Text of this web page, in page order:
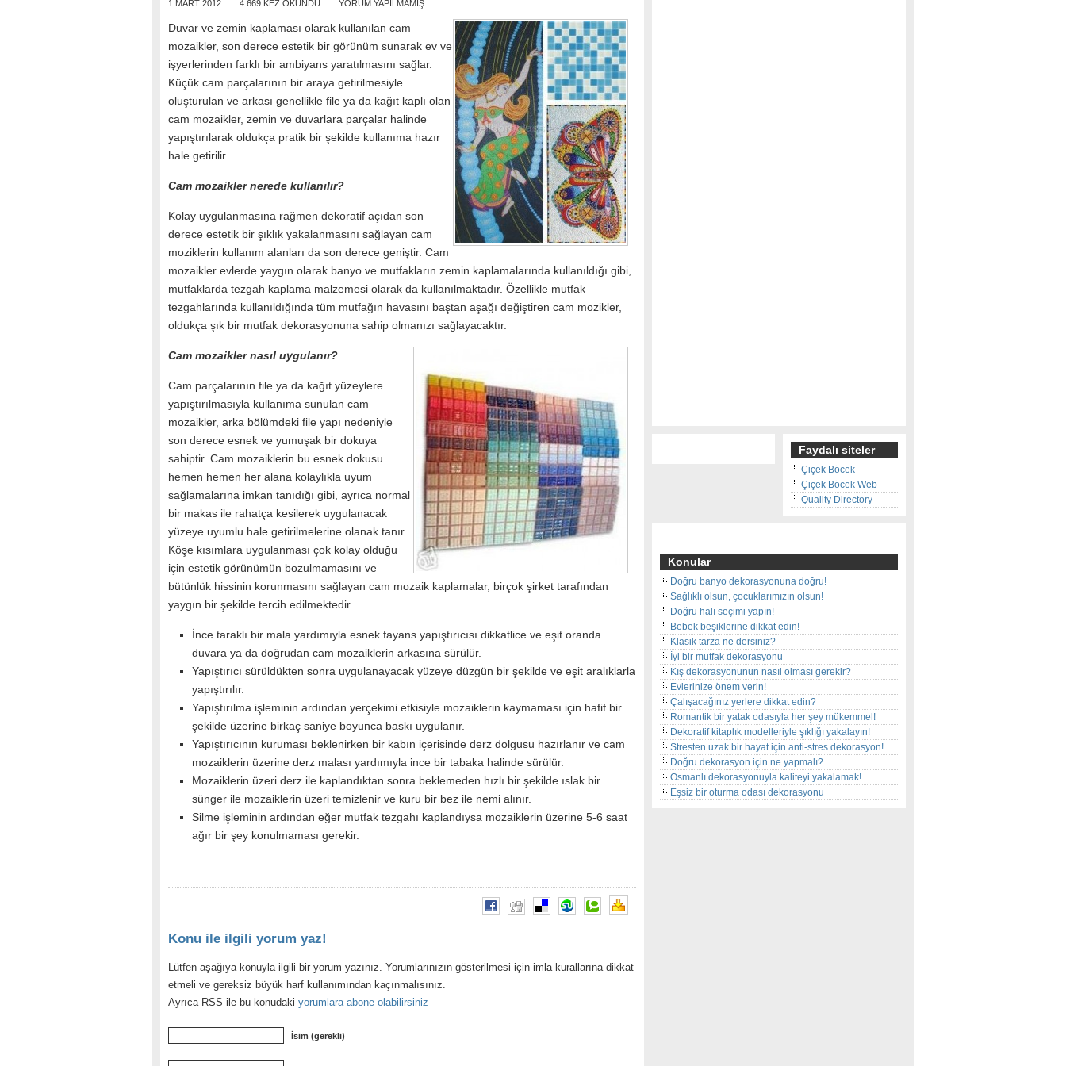
1 MART 2012 4.669 KEZ OKUNDU YORUM YAPILMAMIŞ
Duvar ve zemin kaplaması olarak kullanılan cam
mozaikler, son derece estetik bir görünüm sunarak ev ve
işyerlerinden farklı bir ambiyans yaratılmasını sağlar.
Küçük cam parçalarının bir araya getirilmesiyle
oluşturulan ve arkası genellikle file ya da kağıt kaplı olan
cam mozaikler, zemin ve duvarlara parçalar halinde
yapıştırılarak oldukça pratik bir şekilde kullanıma hazır
hale getirilir.
Cam mozaikler nerede kullanılır?
Kolay uygulanmasına rağmen dekoratif açıdan son
derece estetik bir şıklık yakalanmasını sağlayan cam
moziklerin kullanım alanları da son derece geniştir. Cam
mozaikler evlerde yaygın olarak banyo ve mutfakların zemin kaplamalarında kullanıldığı gibi,
mutfaklarda tezgah kaplama malzemesi olarak da kullanılmaktadır. Özellikle mutfak
tezgahlarında kullanıldığında tüm mutfağın havasını baştan aşağı değiştiren cam mozikler,
oldukça şık bir mutfak dekorasyonuna sahip olmanızı sağlayacaktır.
Cam mozaikler nasıl uygulanır?
Cam parçalarının file ya da kağıt yüzeylere
yapıştırılmasıyla kullanıma sunulan cam
mozaikler, arka bölümdeki file yapı nedeniyle
son derece esnek ve yumuşak bir dokuya
sahiptir. Cam mozaiklerin bu esnek dokusu
hemen hemen her alana kolaylıkla uyum
sağlamalarına imkan tanıdığı gibi, ayrıca normal
bir makas ile rahatça kesilerek uygulanacak
yüzeye uyumlu hale getirilmelerine olanak tanır.
Köşe kısımlara uygulanması çok kolay olduğu
için estetik görünümün bozulmamasını ve
bütünlük hissinin korunmasını sağlayan cam mozaik kaplamalar, birçok şirket tarafından
yaygın bir şekilde tercih edilmektedir.
İnce taraklı bir mala yardımıyla esnek fayans yapıştırıcısı dikkatlice ve eşit oranda
duvara ya da doğrudan cam mozaiklerin arkasına sürülür.
Yapıştırıcı sürüldükten sonra uygulanayacak yüzeye düzgün bir şekilde ve eşit aralıklarla
yapıştırılır.
Yapıştırılma işleminin ardından yerçekimi etkisiyle mozaiklerin kaymaması için hafif bir
şekilde üzerine birkaç saniye boyunca baskı uygulanır.
Yapıştırıcının kuruması beklenirken bir kabın içerisinde derz dolgusu hazırlanır ve cam
mozaiklerin üzerine derz malası yardımıyla ince bir tabaka halinde sürülür.
Mozaiklerin üzeri derz ile kaplandıktan sonra beklemeden hızlı bir şekilde ıslak bir
sünger ile mozaiklerin üzeri temizlenir ve kuru bir bez ile nemi alınır.
Silme işleminin ardından eğer mutfak tezgahı kaplandıysa mozaiklerin üzerine 5-6 saat
ağır bir şey konulmaması gerekir.
Konu ile ilgili yorum yaz!
Lütfen aşağıya konuyla ilgili bir yorum yazınız. Yorumlarınızın gösterilmesi için imla kurallarına dikkat
etmeli ve gereksiz büyük harf kullanımından kaçınmalısınız.
Ayrıca RSS ile bu konudaki yorumlara abone olabilirsiniz
İsim (gerekli)
Faydalı siteler
Çiçek Böcek
Çiçek Böcek Web
Quality Directory
Konular
Doğru banyo dekorasyonuna doğru!
Sağlıklı olsun, çocuklarımızın olsun!
Doğru halı seçimi yapın!
Bebek beşiklerine dikkat edin!
Klasik tarza ne dersiniz?
İyi bir mutfak dekorasyonu
Kış dekorasyonunun nasıl olması gerekir?
Evlerinize önem verin!
Çalışacağınız yerlere dikkat edin?
Romantik bir yatak odasıyla her şey mükemmel!
Dekoratif kitaplık modelleriyle şıklığı yakalayın!
Stresten uzak bir hayat için anti-stres dekorasyon!
Doğru dekorasyon için ne yapmalı?
Osmanlı dekorasyonuyla kaliteyi yakalamak!
Eşsiz bir oturma odası dekorasyonu